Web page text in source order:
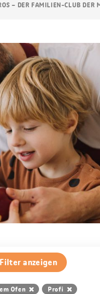
– DER FAMILIEN-CLUB DER
Filter anzeigen
Ofen Profi